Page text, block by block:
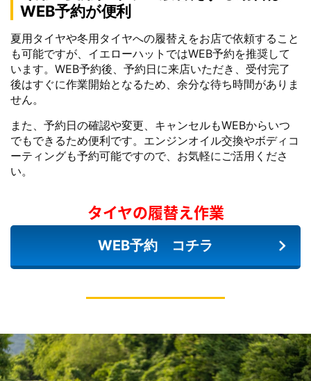
WEB予約が便利
夏用タイヤや冬用タイヤへの履替えをお店で依頼すること
も可能ですが、イエローハットではWEB予約を推奨して
います。WEB予約後、予約日に来店いただき、受付完了
後はすぐに作業開始となるため、余分な待ち時間がありま
せん。
また、予約日の確認や変更、キャンセルもWEBからいつ
でもできるため便利です。エンジンオイル交換やボディコ
ーティングも予約可能ですので、お気軽にご活用くださ
い。
タイヤの履替え作業
WEB予約 コチラ